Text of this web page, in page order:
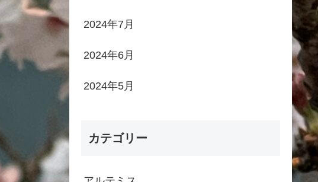
2024年7月
2024年6月
2024年5月
カテゴリー